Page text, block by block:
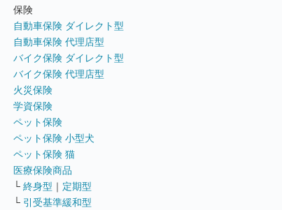
保険
自動車保険 ダイレクト型
自動車保険 代理店型
バイク保険 ダイレクト型
バイク保険 代理店型
火災保険
学資保険
ペット保険
ペット保険 小型犬
ペット保険 猫
医療保険商品
└ 終身型 ｜ 定期型
└ 引受基準緩和型